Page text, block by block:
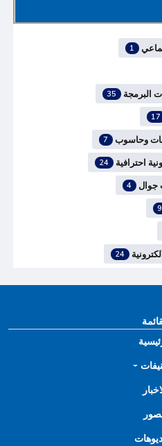
1
البرمجة 35
17
وحاسوب 7
احترافية 24
جوال 4
24